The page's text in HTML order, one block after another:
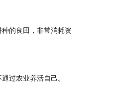
的良田，非常消耗资
过农业养活自己。